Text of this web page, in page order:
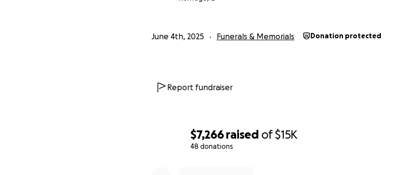
$7,266 raised of$15K
48 donations
June 4th, 2025 Funerals & Memorials Donation protected
Report fundraiser